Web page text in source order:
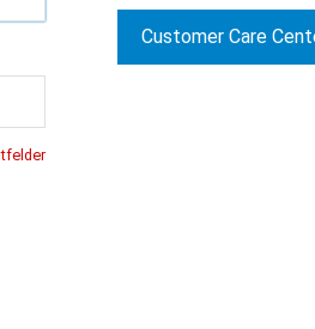
Customer Care